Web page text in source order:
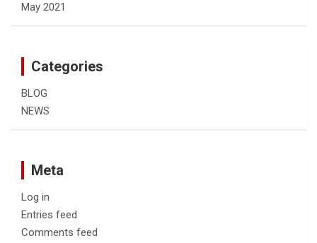
May 2021
Categories
BLOG
NEWS
Meta
Log in
Entries feed
Comments feed